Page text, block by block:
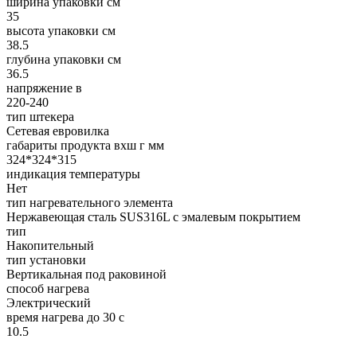
35
высота упаковки см
38.5
глубина упаковки см
36.5
напряжение в
220-240
тип штекера
Сетевая евровилка
габариты продукта вхш г мм
324*324*315
индикация температуры
Нет
тип нагревательного элемента
Нержавеющая сталь SUS316L с эмалевым покрытием
тип
Накопительный
тип установки
Вертикальная под раковиной
cпособ нагрева
Электрический
время нагрева до 30 с
10.5